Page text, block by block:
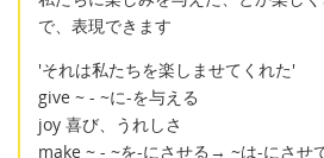
で、表現できます
'それは私たちを楽しませてくれた'
give ~ - ~に-を与える
joy 喜び、うれしさ
make ~ - ~を-にさせる→ ~は-にさせ